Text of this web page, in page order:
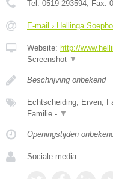
Tel: 0519-293594 , Fax:
E-mail › Hellinga
Website: http://
Screenshot ▼
Beschrijving onbekend
Echtscheiding, Erven,
Familie - ▼
Openingstijden
Sociale media: